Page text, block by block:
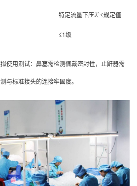
特定流量下压差≤规定值
≤1级
使用测试：鼻塞需检测佩戴密封性，止鼾器需
与标准接头的连接牢固度。